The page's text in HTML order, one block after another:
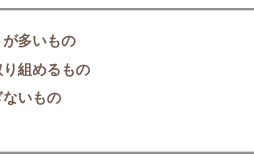
多いもの
組めるもの
いもの